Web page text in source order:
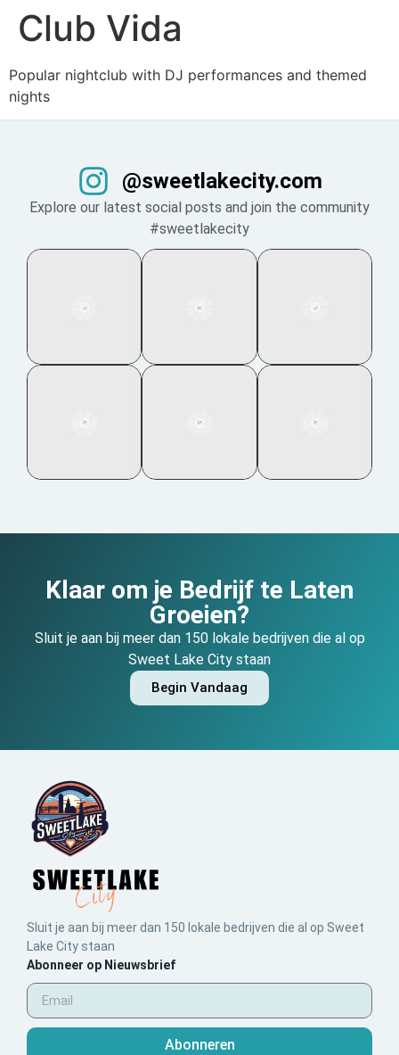
Club Vida
Popular nightclub with DJ performances and themed
nights
@sweetlakecity.com
Explore our latest social posts and join the community
#sweetlakecity
Klaar om je Bedrijf te Laten
Groeien?
Sluit je aan bij meer dan 150 lokale bedrijven die al op
Sweet Lake City staan
Begin Vandaag
Sluit je aan bij meer dan 150 lokale bedrijven die al op Sweet
Lake City staan
Abonneer op Nieuwsbrief
Abonneren